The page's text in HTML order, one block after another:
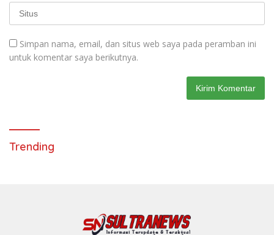
Simpan nama, email, dan situs web saya pada peramban ini
untuk komentar saya berikutnya.
Trending